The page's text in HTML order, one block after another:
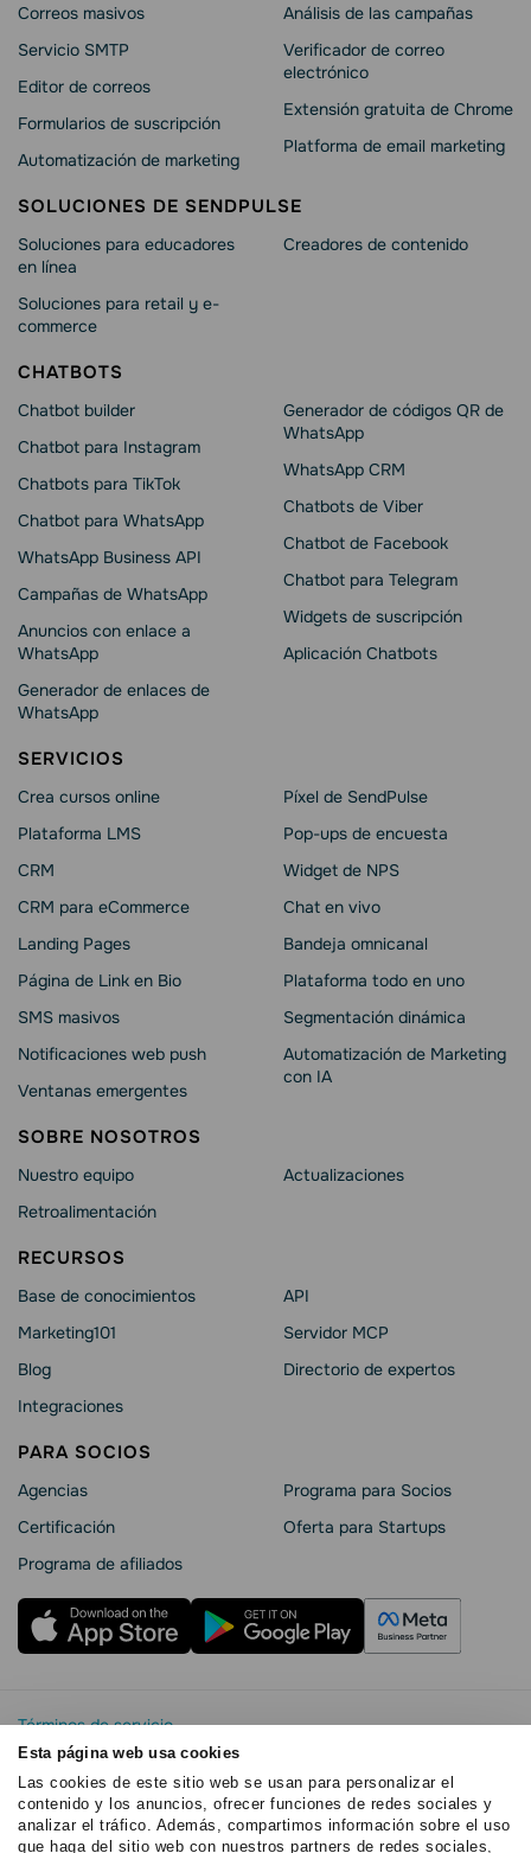
Esta página web usa cookies
Las cookies de este sitio web se usan para personalizar el
contenido y los anuncios, ofrecer funciones de redes sociales y
analizar el tráfico. Además, compartimos información sobre el uso
que haga del sitio web con nuestros partners de redes sociales,
Correos masivos
Servicio SMTP
Editor de correos
Formularios de suscripción
Automatización de marketing
Análisis de las campañas
Verificador de correo
electrónico
Extensión gratuita de Chrome
Platforma de email marketing
SOLUCIONES DE SENDPULSE
Soluciones para educadores
en línea
Soluciones para retail y e-
commerce
Creadores de contenido
CHATBOTS
Chatbot builder
Chatbot para Instagram
Chatbots para TikTok
Chatbot para WhatsApp
WhatsApp Business API
Campañas de WhatsApp
Anuncios con enlace a
WhatsApp
Generador de enlaces de
WhatsApp
Generador de códigos QR de
WhatsApp
WhatsApp CRM
Chatbots de Viber
Chatbot de Facebook
Chatbot para Telegram
Widgets de suscripción
Aplicación Chatbots
SERVICIOS
Crea cursos online
Plataforma LMS
CRM
CRM para eCommerce
Landing Pages
Página de Link en Bio
SMS masivos
Notificaciones web push
Ventanas emergentes
Píxel de SendPulse
Pop-ups de encuesta
Widget de NPS
Chat en vivo
Bandeja omnicanal
Plataforma todo en uno
Segmentación dinámica
Automatización de Marketing
con IA
SOBRE NOSOTROS
Nuestro equipo
Retroalimentación
Actualizaciones
RECURSOS
Base de conocimientos
Marketing101
Blog
Integraciones
API
Servidor MCP
Directorio de expertos
PARA SOCIOS
Agencias
Certificación
Programa de afiliados
Programa para Socios
Oferta para Startups
Términos de servicio
Política de privacidad
SendPulse Seguridad La
Declaración de cookies
Copyright © 2015 - 2026. SendPulse.Todos los derechos